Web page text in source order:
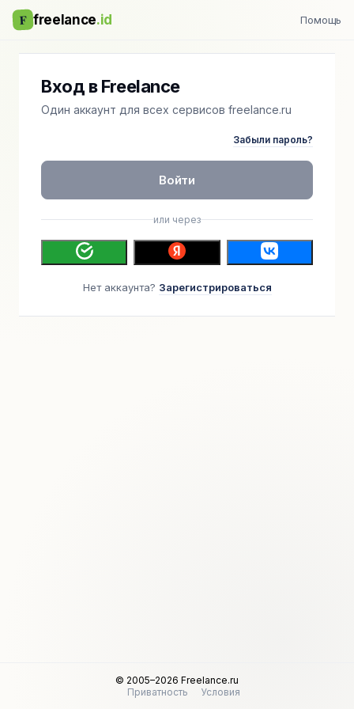
F freelance.id Помощь
Вход в Freelance
Один аккаунт для всех сервисов freelance.ru
Забыли пароль?
Войти
или через
Нет аккаунта? Зарегистрироваться
© 2005–2026 Freelance.ru
Приватность
Условия